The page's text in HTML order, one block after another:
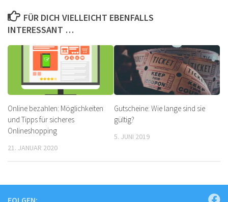
FÜR DICH VIELLEICHT EBENFALLS
INTERESSANT …
Online bezahlen: Möglichkeiten
und Tipps für sicheres
Onlineshopping
21. JANUAR 2020
Gutscheine: Wie lange sind sie
gültig?
5. JUNI 2019